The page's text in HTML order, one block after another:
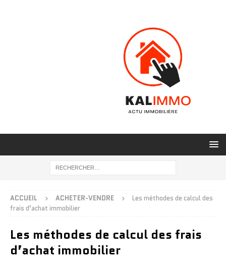
ACCUEIL ACHETER-VENDRE
Les méthodes de calcul des
frais d’achat immobilier
Les méthodes de calcul des frais
d’achat immobilier